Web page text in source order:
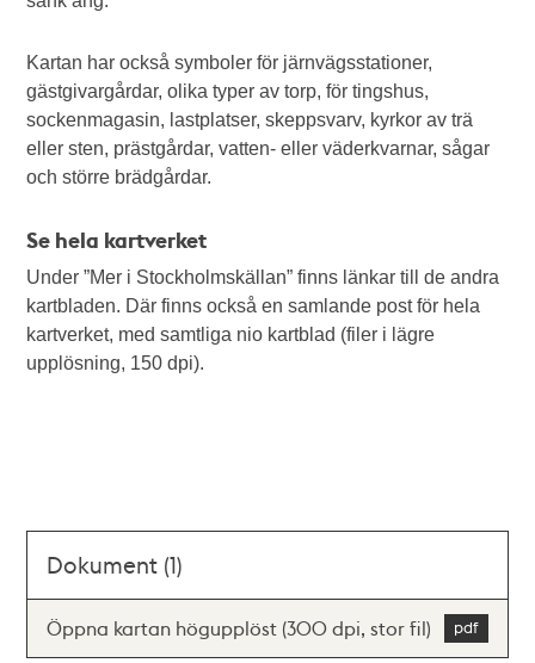
Kartan har också symboler för järnvägsstationer,
gästgivargårdar, olika typer av torp, för tingshus,
sockenmagasin, lastplatser, skeppsvarv, kyrkor av trä
eller sten, prästgårdar, vatten- eller väderkvarnar, sågar
och större brädgårdar.
Se hela kartverket
Under ”Mer i Stockholmskällan” finns länkar till de andra
kartbladen. Där finns också en samlande post för hela
kartverket, med samtliga nio kartblad (filer i lägre
upplösning, 150 dpi).
Dokument (1)
Öppna kartan högupplöst (300 dpi, stor fil)